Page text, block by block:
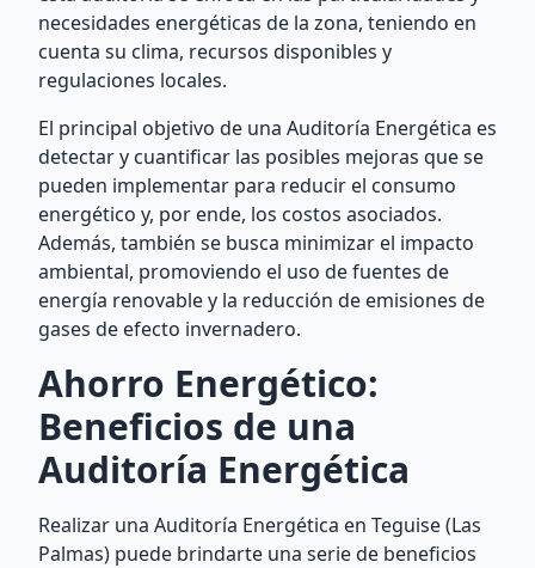
necesidades energéticas de la zona, teniendo en
cuenta su clima, recursos disponibles y
regulaciones locales.
El principal objetivo de una Auditoría Energética es
detectar y cuantificar las posibles mejoras que se
pueden implementar para reducir el consumo
energético y, por ende, los costos asociados.
Además, también se busca minimizar el impacto
ambiental, promoviendo el uso de fuentes de
energía renovable y la reducción de emisiones de
gases de efecto invernadero.
Ahorro Energético:
Beneficios de una
Auditoría Energética
Realizar una Auditoría Energética en Teguise (Las
Palmas) puede brindarte una serie de beneficios